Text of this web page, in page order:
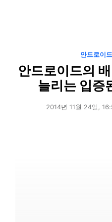
안드로이
안드로이드의
늘리는 입증
2014년 11월 24일,